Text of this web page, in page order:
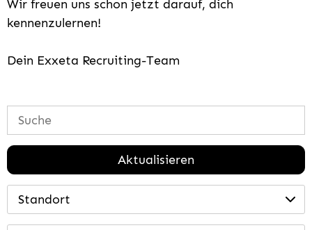
Wir freuen uns schon jetzt darauf, dich
kennenzulernen!
Dein Exxeta Recruiting-Team
Aktualisieren
Standort